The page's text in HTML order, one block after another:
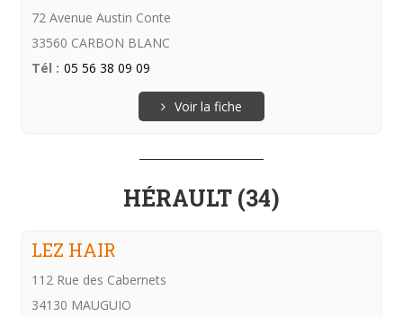
72 Avenue Austin Conte
33560 CARBON BLANC
Tél : 05 56 38 09 09
Voir la fiche
HÉRAULT (34)
LEZ HAIR
112 Rue des Cabernets
34130 MAUGUIO